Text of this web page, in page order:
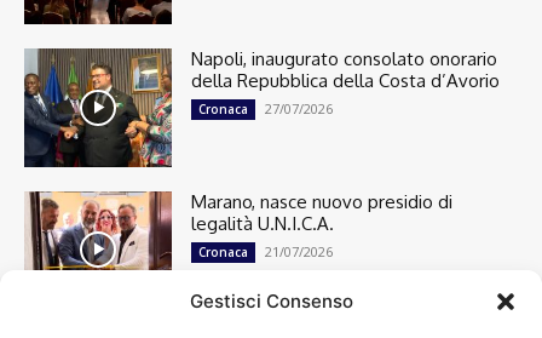
Gestisci Consenso
Napoli, inaugurato consolato onorario
della Repubblica della Costa d’Avorio
Cronaca 27/07/2026
Marano, nasce nuovo presidio di
legalità U.N.I.C.A.
Cronaca 21/07/2026